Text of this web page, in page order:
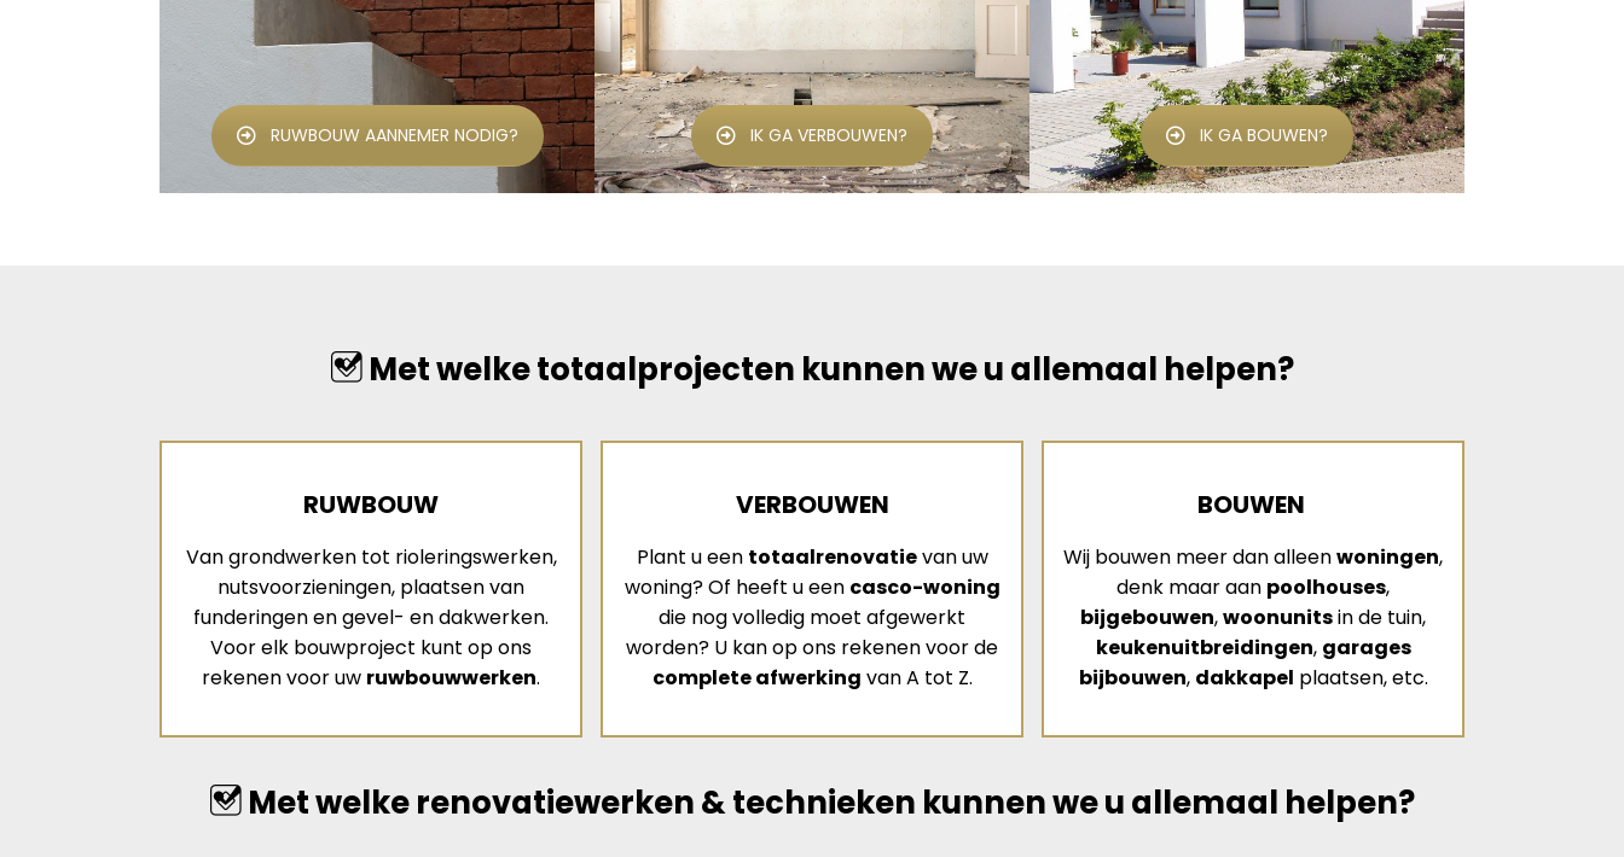
RUWBOUW AANNEMER NODIG? IK GA VERBOUWEN? IK GA BOUWEN?
Met welke totaalprojecten kunnen we u allemaal helpen?
RUWBOUW
Van grondwerken tot rioleringswerken,
nutsvoorzieningen, plaatsen van
funderingen en gevel- en dakwerken.
Voor elk bouwproject kunt op ons
rekenen voor uw ruwbouwwerken.
VERBOUWEN
Plant u een totaalrenovatievan uw
woning? Of heeft u een casco-woning
die nog volledig moet afgewerkt
worden? U kan op ons rekenen voor de
complete afwerking van A tot Z.
BOUWEN
Wij bouwen meer dan alleenwoningen,
denk maar aan poolhouses,
bijgebouwen,woonunitsin de tuin,
keukenuitbreidingen, garages
bijbouwen, dakkapel plaatsen, etc.
Met welke renovatiewerken & technieken kunnen we u allemaal helpen?